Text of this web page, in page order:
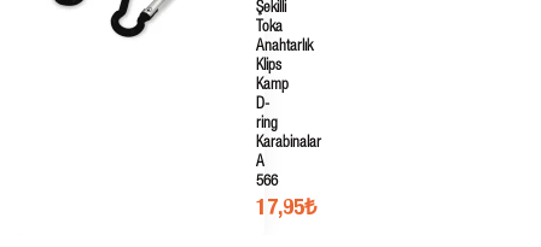
Şekilli
Toka
Anahtarlık
Klips
Kamp
D-
ring
Karabinalar
A
566
17,95₺